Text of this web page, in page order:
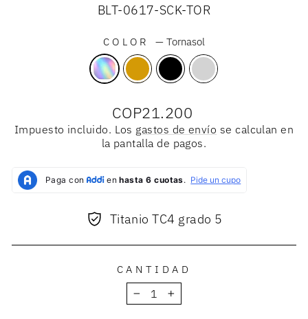
BLT-0617-SCK-TOR
COLOR—Tornasol
Precio
habitual
COP21.200
Impuesto incluido. Los gastos de envío se calculan en
la pantalla de pagos.
Titanio TC4 grado 5
CANTIDAD
− +